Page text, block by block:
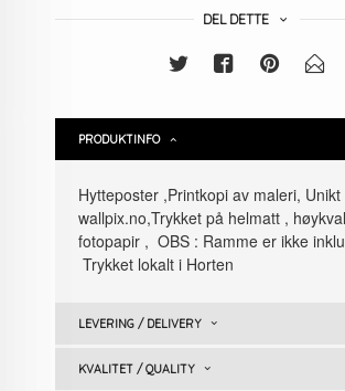
DEL DETTE
PRODUKTINFO
Hytteposter ,Printkopi av maleri, Unikt
wallpix.no,Trykket på helmatt ,
fotopapir , OBS : Ramme er ikke
Trykket lokalt i Horten
LEVERING / DELIVERY
KVALITET / QUALITY